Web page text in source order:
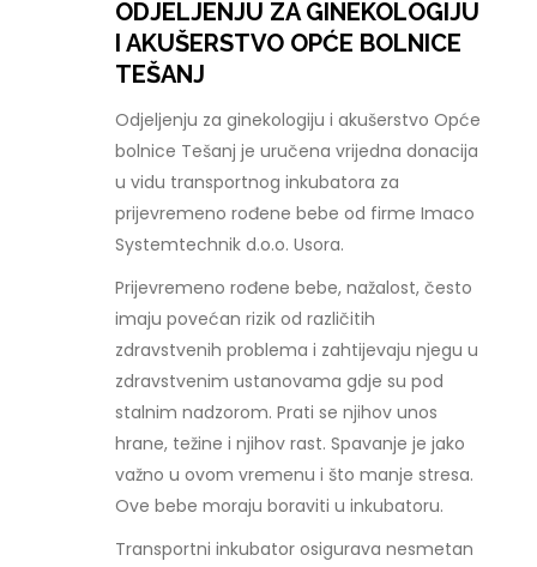
ODJELJENJU ZA GINEKOLOGIJU
I AKUŠERSTVO OPĆE BOLNICE
TEŠANJ
Odjeljenju za ginekologiju i akušerstvo Opće
bolnice Tešanj je uručena vrijedna donacija
u vidu transportnog inkubatora za
prijevremeno rođene bebe od firme Imaco
Systemtechnik d.o.o. Usora.
Prijevremeno rođene bebe, nažalost, često
imaju povećan rizik od različitih
zdravstvenih problema i zahtijevaju njegu u
zdravstvenim ustanovama gdje su pod
stalnim nadzorom. Prati se njihov unos
hrane, težine i njihov rast. Spavanje je jako
važno u ovom vremenu i što manje stresa.
Ove bebe moraju boraviti u inkubatoru.
Transportni inkubator osigurava nesmetan